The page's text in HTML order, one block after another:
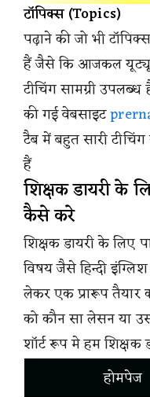
टॉपिक्स (Topics)
पढ़ाने की जो भी
हैं जैसे कि आजकल
टीचिंग सामग्री उपलब्ध
की गई वेबसाइट
टैब में बहुत सारी
हैं
शिक्षक डायरी के
कैसे करे
शिक्षक डायरी के लिए
विषय जैसे हिन्दी
लेकर एक प्रारूप तैयार
को कौन सा लेसन या
शॉर्ट रूप मे हम शिक्षक
होमपेज